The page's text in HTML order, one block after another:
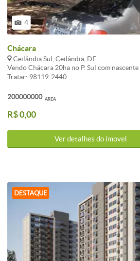
4
Chácara
Ceilândia Sul, Ceilândia, DF
Vendo Chácara 20ha no P. Sul com nascente
Tratar: 98119-2440
ÁREA
200000000
R$ 0,00
Ver detalhes do ímovel
DESTAQUE